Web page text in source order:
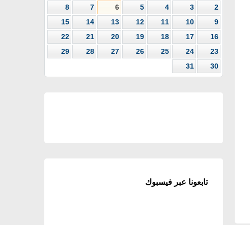
2
3
4
5
6
7
8
9
10
11
12
13
14
15
16
17
18
19
20
21
22
23
24
25
26
27
28
29
30
31
تابعونا عبر فيسبوك